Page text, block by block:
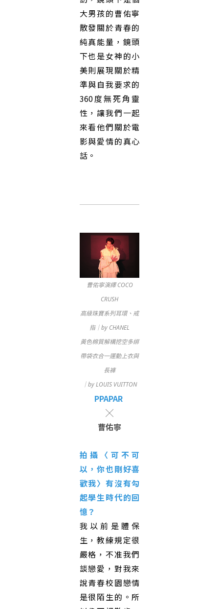
大男孩的曹佑寧
散發關於青春的
純真能量，鏡頭
下也是女神的小
美則展現關於精
準與自我要求的
360度無死角靈
性，讓我們一起
來看他們關於電
影與愛情的真心
話。
曹佑寧演繹 COCO
CRUSH
高級珠寶系列耳環、戒
指｜by CHANEL
黃色棉質解構挖空多綁
帶袋衣合一運動上衣與
長褲
｜by LOUIS VUITTON
PPAPAR
╳
曹佑寧
拍攝 〈可不可
以，你也剛好喜
歡我〉有沒有勾
起學生時代的回
憶？
我以前是體保
生，教練規定很
嚴格，不准我們
談戀愛，對我來
說青春校園戀情
是很陌生的。所